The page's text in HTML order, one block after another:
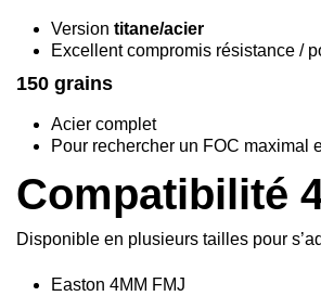
Version titane/acier
Excellent compromis résistance /
150 grains
Acier complet
Pour rechercher un FOC maximal
Compatibilité
Disponible en plusieurs tailles pour
Easton 4MM FMJ